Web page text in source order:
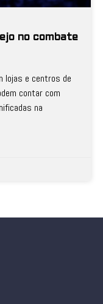
no combate
lojas e centros de
contar com
na